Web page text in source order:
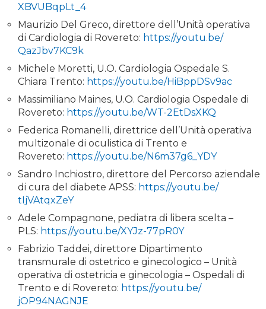
XBVUBqpLt_4
Maurizio Del Greco, direttore dell’Unità operativa
di Cardiologia di Rovereto: https://youtu.be/
QazJbv7KC9k
Michele Moretti, U.O. Cardiologia Ospedale S.
Chiara Trento: https://youtu.be/HiBppDSv9ac
Massimiliano Maines, U.O. Cardiologia Ospedale di
Rovereto: https://youtu.be/WT-2EtDsXKQ
Federica Romanelli, direttrice dell’Unità operativa
multizonale di oculistica di Trento e
Rovereto: https://youtu.be/N6m37g6_YDY
Sandro Inchiostro, direttore del Percorso aziendale
di cura del diabete APSS: https://youtu.be/
tIjVAtqxZeY
Adele Compagnone, pediatra di libera scelta –
PLS: https://youtu.be/XYJz-77pR0Y
Fabrizio Taddei, direttore Dipartimento
transmurale di ostetrico e ginecologico – Unità
operativa di ostetricia e ginecologia – Ospedali di
Trento e di Rovereto: https://youtu.be/
jOP94NAGNJE